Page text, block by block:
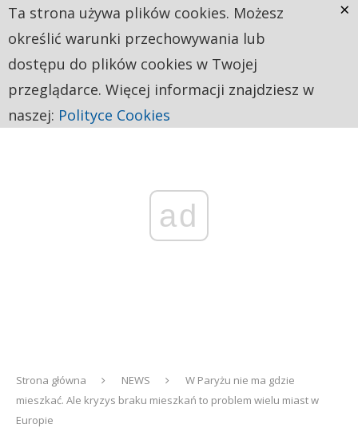
ad
Strona główna NEWS
W Paryżu nie ma gdzie
mieszkać. Ale kryzys braku mieszkań to problem wielu miast w
Europie
Ta strona używa plików cookies. Możesz
określić warunki przechowywania lub
dostępu do plików cookies w Twojej
przeglądarce. Więcej informacji znajdziesz w
naszej: Polityce Cookies
×